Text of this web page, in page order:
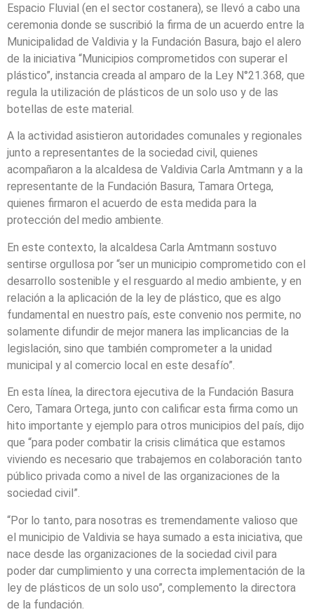
Espacio Fluvial (en el sector costanera), se llevó a cabo una
ceremonia donde se suscribió la firma de un acuerdo entre la
Municipalidad de Valdivia y la Fundación Basura, bajo el alero
de la iniciativa “Municipios comprometidos con superar el
plástico”, instancia creada al amparo de la Ley N°21.368, que
regula la utilización de plásticos de un solo uso y de las
botellas de este material.
A la actividad asistieron autoridades comunales y regionales
junto a representantes de la sociedad civil, quienes
acompañaron a la alcaldesa de Valdivia Carla Amtmann y a la
representante de la Fundación Basura, Tamara Ortega,
quienes firmaron el acuerdo de esta medida para la
protección del medio ambiente.
En este contexto, la alcaldesa Carla Amtmann sostuvo
sentirse orgullosa por “ser un municipio comprometido con el
desarrollo sostenible y el resguardo al medio ambiente, y en
relación a la aplicación de la ley de plástico, que es algo
fundamental en nuestro país, este convenio nos permite, no
solamente difundir de mejor manera las implicancias de la
legislación, sino que también comprometer a la unidad
municipal y al comercio local en este desafío”.
En esta línea, la directora ejecutiva de la Fundación Basura
Cero, Tamara Ortega, junto con calificar esta firma como un
hito importante y ejemplo para otros municipios del país, dijo
que “para poder combatir la crisis climática que estamos
viviendo es necesario que trabajemos en colaboración tanto
público privada como a nivel de las organizaciones de la
sociedad civil”.
“Por lo tanto, para nosotras es tremendamente valioso que
el municipio de Valdivia se haya sumado a esta iniciativa, que
nace desde las organizaciones de la sociedad civil para
poder dar cumplimiento y una correcta implementación de la
ley de plásticos de un solo uso”, complemento la directora
de la fundación.